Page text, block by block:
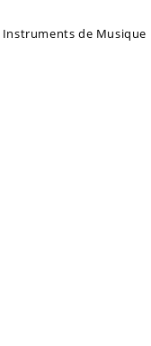
Instruments de Musique